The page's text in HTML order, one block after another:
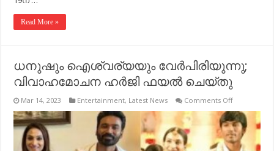
Read More »
ധനുഷും ഐശ്വര്യയും വേർപിരിയുന്നു;
വിവാഹമോചന ഹർജി ഫയൽ ചെയ്തു
Mar 14, 2023 Entertainment, Latest News Comments Offon
ധനുഷും
ഹർജി